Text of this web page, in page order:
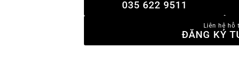
035 622 9511
Liên hệ hỗ
ĐĂNG KÝ